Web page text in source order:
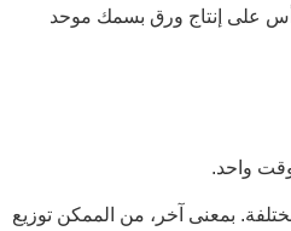
على إنتاج ورق بسمك موحد
واحد.
بمعنى آخر، من الممكن توزيع